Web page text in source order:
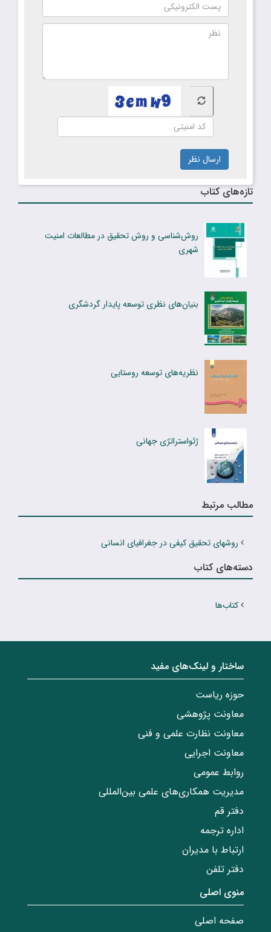
ارسال نظر
تازه‌های کتاب
روش‌شناسی و روش تحقیق در مطالعات امنیت
شهری
بنیان‌های نظری توسعه پایدار گردشگری
نظریه‌های توسعه روستایی
ژئواستراتژی جهانی
مطالب مرتبط
روشهای تحقیق کیفی در جغرافیای انسانی
دسته‌های کتاب
کتاب‌ها
ساختار‌‌ و‌‌ لینک‌های مفید
حوزه ریاست
معاونت پژوهشی
معاونت نظارت علمی و فنی
معاونت اجرایی
روابط عمومی
مدیریت همکاری‌های علمی بین‌المللی
دفتر قم
اداره ترجمه
ارتباط با مدیران
دفتر تلفن
منوی اصلی
صفحه اصلی